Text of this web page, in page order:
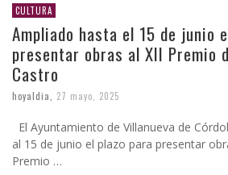
CULTURA
Ampliado hasta el 15 de junio
presentar obras al XII Premio
Castro
hoyaldia 27 mayo, 2025
El Ayuntamiento de Villanueva de
al 15 de junio el plazo para presentar
Premio …